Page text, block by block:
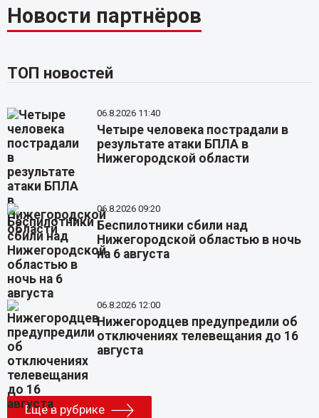
Новости партнёров
ТОП новостей
06.8.2026 11:40
Четыре человека пострадали в
результате атаки БПЛА в
Нижегородской области
06.8.2026 09:20
Беспилотники сбили над
Нижегородской областью в ночь
на 6 августа
06.8.2026 12:00
Нижегородцев предупредили об
отключениях телевещания до 16
августа
Еще в рубрике